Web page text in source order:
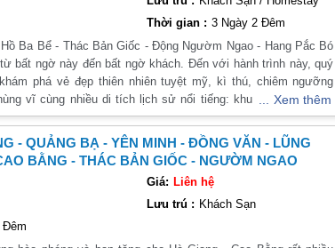
Thời gian : 3 Ngày 2 Đêm
Ba Bể - Thác Bản Giốc - Động Ngườm Ngao - Hang Pắc Bó
bất ngờ này đến bất ngờ khách. Đến với hành trình này, quý
phá vẻ đẹp thiên nhiên tuyệt mỹ, kì thú, chiêm ngưỡng
vĩ cùng nhiều di tích lịch sử nổi tiếng: khu di tích Pắc Bó
Mác, thác Bản Giốc,... và khám phá cũng như trải nghiệm
hoá đa dạng, đậm đà bản sắc của chín dân tộc (Tày, Nùng,
Sán Chỉ…). Những điều mộc mạc, chân phương này đã khiến
đến hấp dẫn của khách thăm quan hàng năm. Quý khách
chúng tôi trong hành trình thú vị này nhé!
Xem thêm
- QUẢNG BẠ - YÊN MINH - ĐỒNG VĂN - LŨNG
BẰNG - THÁC BẢN GIỐC - NGƯỜM NGAO
Giá: Liên hệ
Lưu trú : Khách Sạn
Đêm